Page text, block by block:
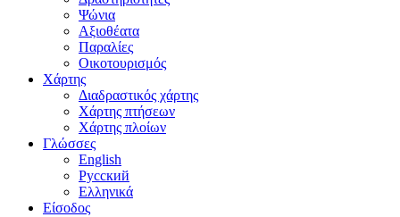
Ψώνια
Αξιοθέατα
Παραλίες
Οικοτουρισμός
Χάρτης
Διαδραστικός χάρτης
Χάρτης πτήσεων
Χάρτης πλοίων
Γλώσσες
English
Русский
Ελληνικά
Είσοδος